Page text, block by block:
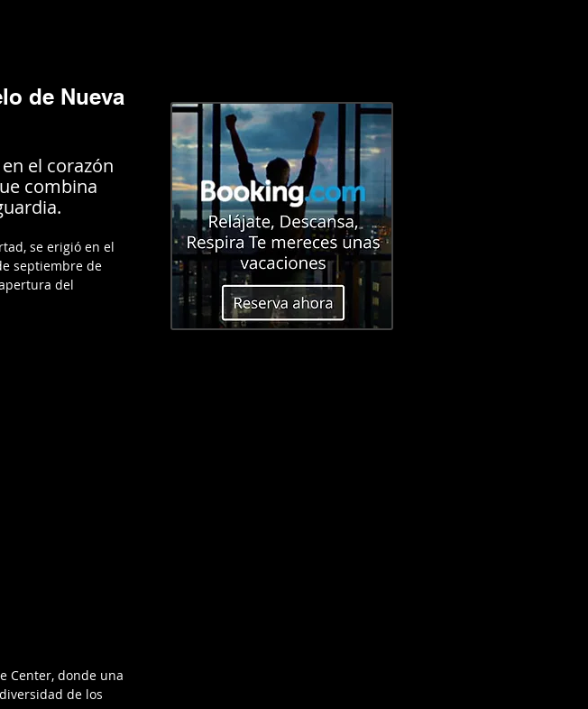
de Nueva
el corazón
combina
se erigió en el
septiembre de
del
Center, donde una
de los